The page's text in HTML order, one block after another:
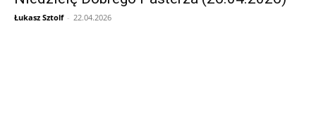
Łukasz Sztolf - 22.04.2026